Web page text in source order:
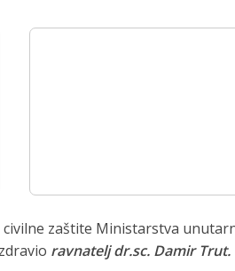
zaštite Ministarstva
ravnatelj dr.sc. Damir Trut.